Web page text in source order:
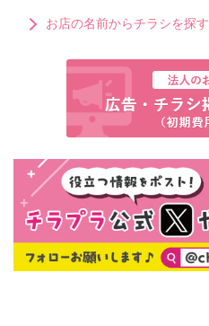
お店の名前からチラシを探す